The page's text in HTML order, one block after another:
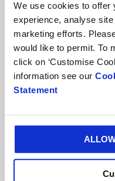
We use cookies to offer
experience, analyse
marketing efforts.
would like to permit. To
click on ‘Customise
information see our
Statement